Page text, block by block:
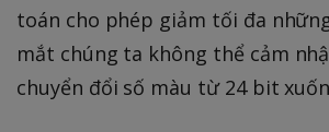
toán cho phép giảm tối đa
mắt chúng ta không thể cảm
chuyển đổi số màu từ 24 bit